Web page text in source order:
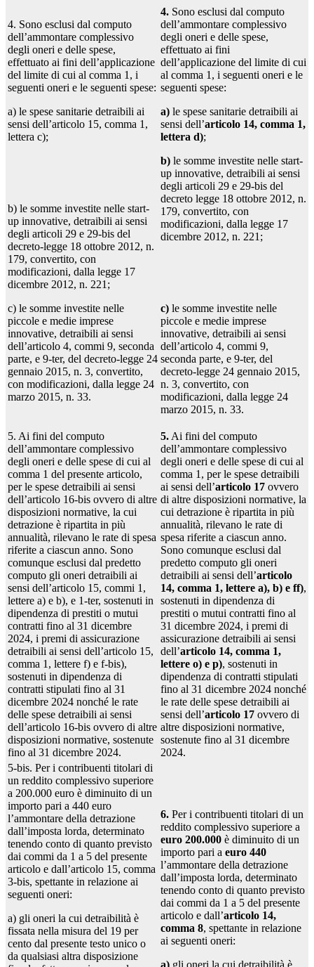
4. Sono esclusi dal computo
dell’ammontare complessivo
degli oneri e delle spese,
effettuato ai fini dell’applicazione
del limite di cui al comma 1, i
seguenti oneri e le seguenti spese:
a) le spese sanitarie detraibili ai
sensi dell’articolo 15, comma 1,
lettera c);
b) le somme investite nelle start-
up innovative, detraibili ai sensi
degli articoli 29 e 29-bis del
decreto-legge 18 ottobre 2012, n.
179, convertito, con
modificazioni, dalla legge 17
dicembre 2012, n. 221;
c) le somme investite nelle
piccole e medie imprese
innovative, detraibili ai sensi
dell’articolo 4, commi 9, seconda
parte, e 9-ter, del decreto-legge 24
gennaio 2015, n. 3, convertito,
con modificazioni, dalla legge 24
marzo 2015, n. 33.
4. Sono esclusi dal computo
dell’ammontare complessivo
degli oneri e delle spese,
effettuato ai fini
dell’applicazione del limite di cui
al comma 1, i seguenti oneri e le
seguenti spese:
a) le spese sanitarie detraibili ai
sensi dell’articolo 14, comma 1,
lettera d);
b) le somme investite nelle start-
up innovative, detraibili ai sensi
degli articoli 29 e 29-bis del
decreto legge 18 ottobre 2012, n.
179, convertito, con
modificazioni, dalla legge 17
dicembre 2012, n. 221;
c) le somme investite nelle
piccole e medie imprese
innovative, detraibili ai sensi
dell’articolo 4, commi 9,
seconda parte, e 9-ter, del
decreto-legge 24 gennaio 2015,
n. 3, convertito, con
modificazioni, dalla legge 24
marzo 2015, n. 33.
5. Ai fini del computo
dell’ammontare complessivo
degli oneri e delle spese di cui al
comma 1 del presente articolo,
per le spese detraibili ai sensi
dell’articolo 16-bis ovvero di altre
disposizioni normative, la cui
detrazione è ripartita in più
annualità, rilevano le rate di spesa
riferite a ciascun anno. Sono
comunque esclusi dal predetto
computo gli oneri detraibili ai
sensi dell’articolo 15, commi 1,
lettere a) e b), e 1-ter, sostenuti in
dipendenza di prestiti o mutui
contratti fino al 31 dicembre
2024, i premi di assicurazione
detraibili ai sensi dell’articolo 15,
comma 1, lettere f) e f-bis),
sostenuti in dipendenza di
contratti stipulati fino al 31
dicembre 2024 nonché le rate
delle spese detraibili ai sensi
dell’articolo 16-bis ovvero di altre
disposizioni normative, sostenute
fino al 31 dicembre 2024.
5. Ai fini del computo
dell’ammontare complessivo
degli oneri e delle spese di cui al
comma 1, per le spese detraibili
ai sensi dell’articolo 17 ovvero
di altre disposizioni normative, la
cui detrazione è ripartita in più
annualità, rilevano le rate di
spesa riferite a ciascun anno.
Sono comunque esclusi dal
predetto computo gli oneri
detraibili ai sensi dell’articolo
14, comma 1, lettere a), b) e ff),
sostenuti in dipendenza di
prestiti o mutui contratti fino al
31 dicembre 2024, i premi di
assicurazione detraibili ai sensi
dell’articolo 14, comma 1,
lettere o) e p), sostenuti in
dipendenza di contratti stipulati
fino al 31 dicembre 2024 nonché
le rate delle spese detraibili ai
sensi dell’articolo 17 ovvero di
altre disposizioni normative,
sostenute fino al 31 dicembre
2024.
5-bis. Per i contribuenti titolari di
un reddito complessivo superiore
a 200.000 euro è diminuito di un
importo pari a 440 euro
l’ammontare della detrazione
dall’imposta lorda, determinato
tenendo conto di quanto previsto
dai commi da 1 a 5 del presente
articolo e dall’articolo 15, comma
3-bis, spettante in relazione ai
seguenti oneri:
a) gli oneri la cui detraibilità è
fissata nella misura del 19 per
cento dal presente testo unico o
da qualsiasi altra disposizione
6. Per i contribuenti titolari di un
reddito complessivo superiore a
euro 200.000 è diminuito di un
importo pari a euro 440
l’ammontare della detrazione
dall’imposta lorda, determinato
tenendo conto di quanto previsto
dai commi da 1 a 5 del presente
articolo e dall’articolo 14,
comma 8, spettante in relazione
ai seguenti oneri:
a) gli oneri la cui detraibilità è